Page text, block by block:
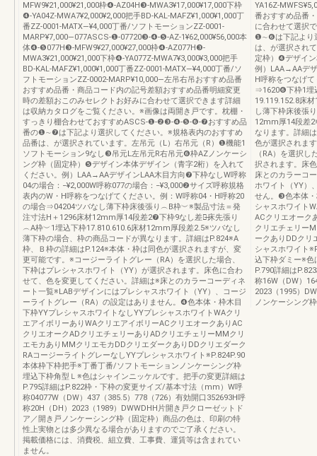
MFW9¥21,000¥21,000枠❹-AZ04H❸-MWA3¥17,000¥17,000下枠
❹-YA04Z-MWA7¥2,000¥2,000把手BD-KAL-MAFZ¥1,000¥1,000丁
番ZZ-0001-MATX―¥4,000丁番/ソフトモーションZZ-0001-
MARP¥7,000―077ASCS-❶-07720❸-❹-❺-AZ-1¥62,000¥56,000本
体❹-❺077H❸-MFW9¥27,000¥27,000枠❹-AZ077H❸-
MWA3¥21,000¥21,000下枠❹-YA077Z-MWA7¥3,000¥3,000把手
BD-KAL-MAFZ¥1,000¥1,000丁番ZZ-0001-MATX―¥4,000丁番/ソ
フトモーションZZ-0002-MARP¥10,000―左吊右吊おすすめ品番
おすすめ品番・商品コード内の記号差額おすすめ品番明細変更
時の差額おこのみセレクトお好みに合わせて選択できます詳細
は収納カタログをご覧ください。※画像は両開き戸です。枕棚・
すっきり棚合わせておすすめASCS-❶-❷❸-❹-❺-❻-❼おすすめ品
番の❶∼❼は下記より選択してください。※規格表内のおすすめ
品番は、が選択されています。左吊元（L）右吊元（R）❶機能1
ソフトモーション9なし❸吊元L左吊元R右吊元❻枠AZノンケーシ
ング枠（固定枠）❺デザイン本体デザイン（青字2桁）を入れて
ください。例）LAA→AAデザインLAA木目方向❼下枠なしW呼称
04の場合：−¥2,000W呼称077の場合：−¥3,000❷サイズ呼称規格
表内のW・H呼称をつなげてください。例：W呼称04・H呼称20
の場合⇒04204ツバなし薄下枠床後張り︵B枠︶※製品寸法＝発
注寸法H＋1296床材12mm厚14段差2❼下枠9なし差額̶床先張り
︵A枠︶1埋込下枠17.810.610.6床材12mm厚段差2.5※ツバなし
薄下枠の場合、枠の商品コードが異なります。詳細はP.824※A
枠、Ｂ枠の詳細はP.124※本体・枠は同色が選択されますが、変
更可能です。※コージーライトグレー（RA）を選択した場合、
下枠はプレシャスホワイト（YY）が選択されます。床色に合わ
せて、色を変更してください。詳細は※床とのカラーコーディネ
ート一覧※LABデザインにはプレシャスホワイト（YY）、コージ
ーライトグレー（RA）の設定はありません。❹色本体・枠木目
下枠YYプレシャスホワイトなしYYプレシャスホワイトWAクリ
エアイボリーありWAクリエアイボリーACクリエオークありAC
クリエオークADクリエチェリーありADクリエチェリーMMクリ
エモカありMMクリエモカDDクリエダークありDDクリエダーク
RAコージーライトグレーなしYYプレシャスホワイト※P.824P.90
本体枠下枠把手※丁番丁番/ソフトモーションノンケーシング枠
埋込下枠角型Ｌ※色はシャインニッケルです。把手の変更詳細は
P.795詳細はP.822枠・下枠の変更サイズ/基本寸法（mm）W呼
称04077W（DW）437（385.5）778（726）有効開口352693H呼
称20H（DH）2023（1989）DWWDHH片開き戸クローゼットド
ア／開き戸ノンケーシング枠（固定枠）商品の色は、印刷の特
性上実物とは多少異なる場合がありますのでご了承ください。
掲載価格には、消費税、組立費、工事費、運賃等は含まれてい
ません。
YA16Z-
番おすすめ品番
に合わせて選択
❶∼❻は下記より
は、が選択され
定枠）❹デザイ
例）LAA→AAデ
H呼称をつなげ
⇒1620❻下枠1埋
19.119.152.8床
し薄下枠床後張
12mm厚14段差
なります。詳細
色が選択されま
（RA）を選択
択されます。床
床とのカラーコ
ホワイト（YY）
せん。❸色本体・
シャスホワイト
ACクリエオーク
クリエチェリー
ークありDDクリ
シャスホワイト
込下枠ダミー※色
P.790詳細は
称16W（DW）
2023（1995）
ノンケーシング